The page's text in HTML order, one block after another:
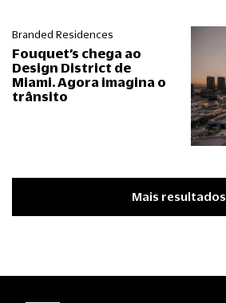
Branded Residences
Fouquet’s chega ao
Design District de
Miami. Agora imagina o
trânsito
Mais resultados